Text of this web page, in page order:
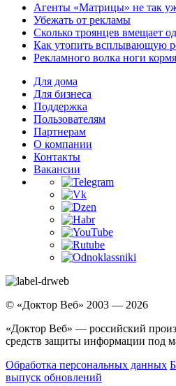
Агенты «Матрицы» не так
Убежать от рекламы
Сколько троянцев вмещает
Как утопить всплывающую
Рекламного волка ноги
Для дома
Для бизнеса
Поддержка
Пользователям
Партнерам
О компании
Контакты
Вакансии
© «Доктор Веб» 2003 — 2026
«Доктор Веб» — российский
средств защиты информации под
Обработка персональных данных
выпуск обновлений